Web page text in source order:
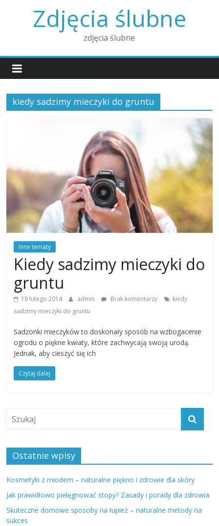
Zdjęcia ślubne
zdjęcia ślubne
kiedy sadzimy mieczyki do gruntu
Inne tematy
Kiedy sadzimy mieczyki do
gruntu
19 lutego 2014 admin Brak komentarzy
kiedy
sadzimy mieczyki do gruntu
Sadzonki mieczyków to doskonały sposób na wzbogacenie
ogrodu o piękne kwiaty, które zachwycają swoją urodą.
Jednak, aby cieszyć się ich
Czytaj dalej
Ostatnie wpisy
Kosmetyki z miodem – naturalne piękno i zdrowie dla skóry
Jak prawidłowo pielęgnować stopy? Zasady i porady dla zdrowia
Skuteczne domowe sposoby na łupież – naturalne metody na
sukces